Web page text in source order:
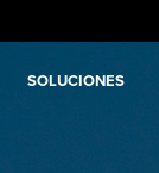
SOLUCIONES